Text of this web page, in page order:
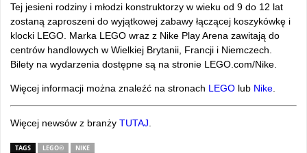
Tej jesieni rodziny i młodzi konstruktorzy w wieku od 9 do 12 lat
zostaną zaproszeni do wyjątkowej zabawy łączącej koszykówkę i
klocki LEGO. Marka LEGO wraz z Nike Play Arena zawitają do
centrów handlowych w Wielkiej Brytanii, Francji i Niemczech.
Bilety na wydarzenia dostępne są na stronie LEGO.com/Nike.
Więcej informacji można znaleźć na stronach LEGO lub Nike
Więcej newsów z branży TUTAJ
TAGS LEGO® NIKE